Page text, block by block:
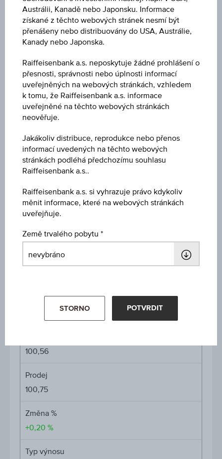
ISIN
US00287YDT38
Emitent
AbbVie Inc.
Typ emitenta
Společnosti
Krajina emitenta
USA
4,95 %
USD
Den splatnosti
Výnos do splatnosti
100,56
Prodej
100,75
Změna %
+0,20 %
Typ výnosu
Austrálii, Kanadě nebo Japonsku. Informace
získané z těchto webových stránek nesmí být
přenášeny nebo distribuovány do USA, Austrálie,
Kanady nebo Japonska.
Raiffeisenbank a.s. neposkytuje žádné prohlášení o
přesnosti, správnosti nebo úplnosti informací
uveřejněných na webových stránkách, vzhledem
k tomu, že Raiffeisenbank a.s. informace
uveřejněné na těchto webových stránkách
neověřuje.
Jakákoliv distribuce, reprodukce nebo přenos
informací uvedených na těchto webových
stránkách podléhá předchozímu souhlasu
Raiffeisenbank a.s..
Raiffeisenbank a.s. si vyhrazuje právo kdykoliv
měnit informace, které na webových stránkách
uveřejňuje.
Země trvalého pobytu
STORNO POTVRDIT